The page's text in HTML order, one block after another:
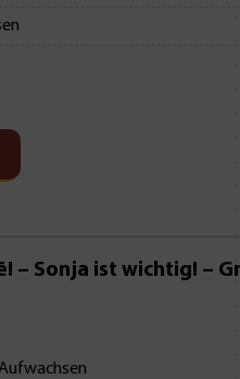
– Sonja ist wichtig! –